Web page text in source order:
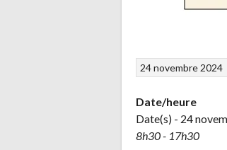
24 novembre 2024
Date/heure
Date(s) - 24
8h30 - 17h30